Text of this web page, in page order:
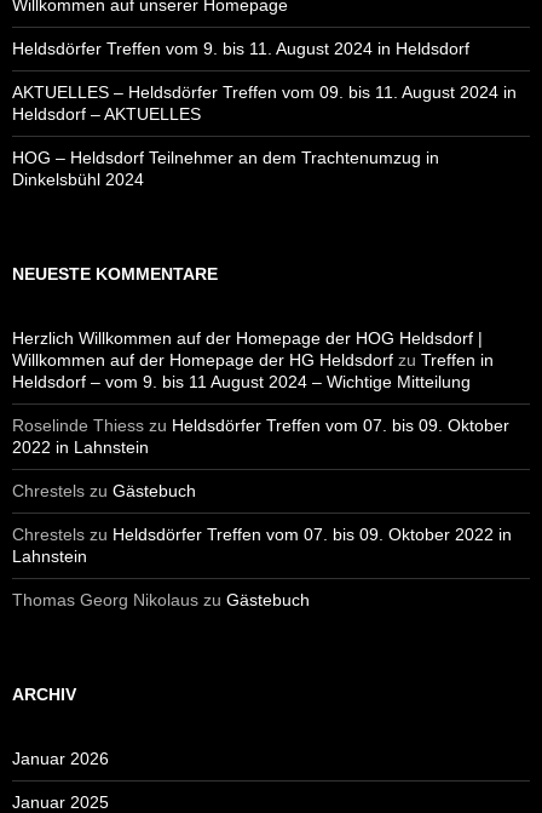
Willkommen auf unserer Homepage
Heldsdörfer Treffen vom 9. bis 11. August 2024 in Heldsdorf
AKTUELLES – Heldsdörfer Treffen vom 09. bis 11. August 2024 in
Heldsdorf – AKTUELLES
HOG – Heldsdorf Teilnehmer an dem Trachtenumzug in
Dinkelsbühl 2024
NEUESTE KOMMENTARE
Herzlich Willkommen auf der Homepage der HOG Heldsdorf |
Willkommen auf der Homepage der HG Heldsdorf zu Treffen in
Heldsdorf – vom 9. bis 11 August 2024 – Wichtige Mitteilung
Roselinde Thiess zu Heldsdörfer Treffen vom 07. bis 09. Oktober
2022 in Lahnstein
Chrestels zu Gästebuch
Chrestels zu Heldsdörfer Treffen vom 07. bis 09. Oktober 2022 in
Lahnstein
Thomas Georg Nikolaus zu Gästebuch
ARCHIV
Januar 2026
Januar 2025